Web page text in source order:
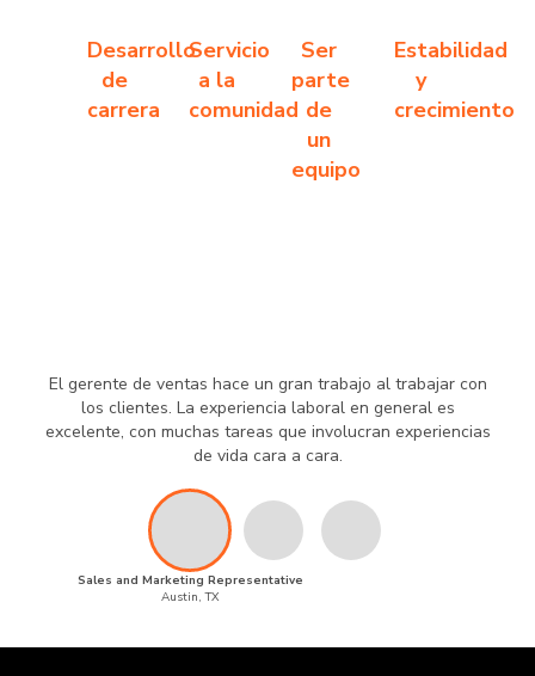
Desarrollo
de
carrera
Servicio
a la
comunidad
Ser
parte
de
un
equipo
Estabilidad
y
crecimiento
El gerente de ventas hace un gran trabajo al trabajar con
los clientes. La experiencia laboral en general es
excelente, con muchas tareas que involucran experiencias
de vida cara a cara.
Sales and Marketing Representative
Austin, TX